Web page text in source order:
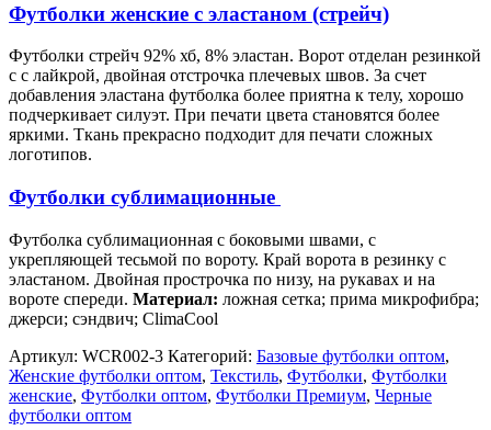
Футболки женские с эластаном (стрейч)
Футболки стрейч 92% хб, 8% эластан. Ворот отделан резинкой
с с лайкрой, двойная отстрочка плечевых швов. За счет
добавления эластана футболка более приятна к телу, хорошо
подчеркивает силуэт. При печати цвета становятся более
яркими. Ткань прекрасно подходит для печати сложных
логотипов.
Футболки сублимационные
Футболка сублимационная с боковыми швами, с
укрепляющей тесьмой по вороту. Край ворота в резинку с
эластаном. Двойная прострочка по низу, на рукавах и на
вороте спереди. Материал: ложная сетка; прима микрофибра;
джерси; сэндвич; ClimaCool
Артикул: WCR002-3 Категорий: Базовые футболки оптом,
Женские футболки оптом, Текстиль, Футболки, Футболки
женские, Футболки оптом, Футболки Премиум, Черные
футболки оптом